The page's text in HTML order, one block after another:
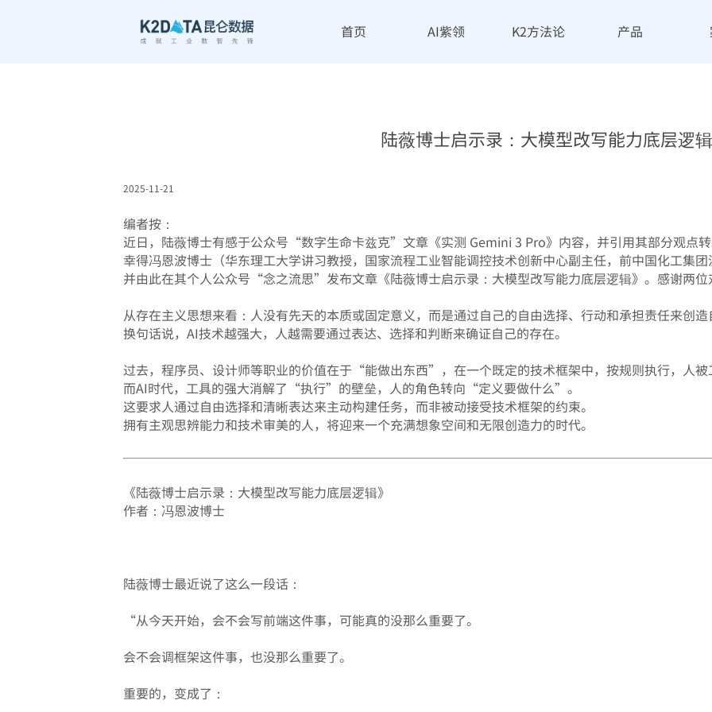
首页 AI紫领 K2方法论 产品
陆薇博士启示录：大模型改写能力底层逻辑
2025-11-21
编者按：
近日，陆薇博士有感于公众号“数字生命卡兹克”文章《实测 Gemini 3 Pro》内容，并引用其部分观点转
幸得冯恩波博士（华东理工大学讲习教授，国家流程工业智能调控技术创新中心副主任，前中国化工集团
并由此在其个人公众号“念之流思”发布文章《陆薇博士启示录：大模型改写能力底层逻辑》。感谢两位
从存在主义思想来看：‌人没有先天的本质或固定意义，而是通过自己的自由选择、行动和承担责任来创造
换句话说，AI技术越强大，人越需要通过表达、选择和判断来确证自己的存在。
过去，程序员、设计师等职业的价值在于“能做出东西”，在一个既定的技术框架中，按规则执行，人被
而AI时代，工具的强大消解了“执行”的壁垒，人的角色转向“定义要做什么”。
这要求人通过自由选择和清晰表达来主动构建任务，而非被动接受技术框架的约束。
拥有主观思辨能力和技术审美的人，将迎来一个充满想象空间和无限创造力的时代。
《陆薇博士启示录：大模型改写能力底层逻辑》
作者：冯恩波博士
陆薇博士最近说了这么一段话：
“从今天开始，会不会写前端这件事，可能真的没那么重要了。
会不会调框架这件事，也没那么重要了。
重要的，变成了：